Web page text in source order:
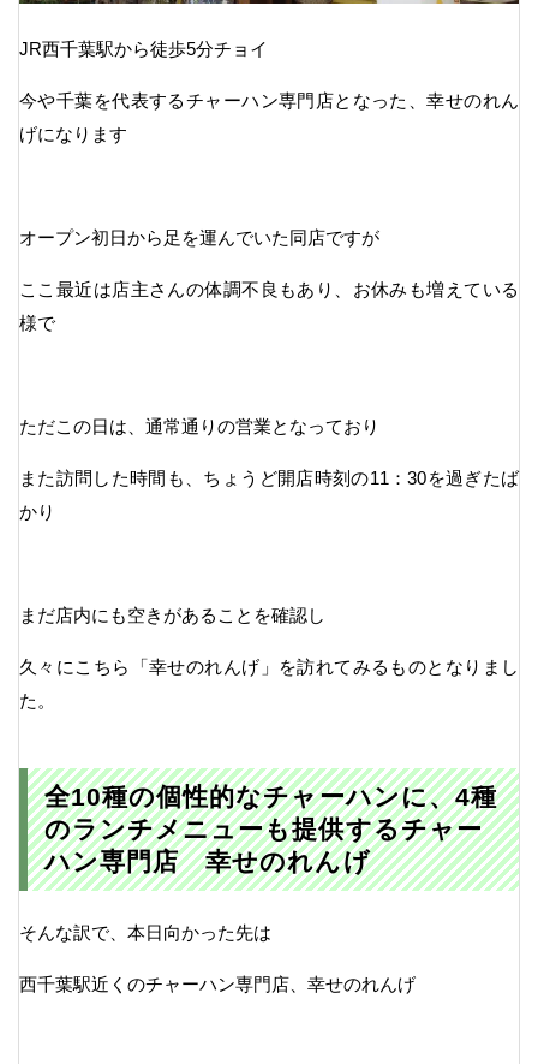
JR西千葉駅から徒歩5分チョイ
今や千葉を代表するチャーハン専門店となった、幸せのれん
げになります
オープン初日から足を運んでいた同店ですが
ここ最近は店主さんの体調不良もあり、お休みも増えている
様で
ただこの日は、通常通りの営業となっており
また訪問した時間も、ちょうど開店時刻の11：30を過ぎたば
かり
まだ店内にも空きがあることを確認し
久々にこちら「幸せのれんげ」を訪れてみるものとなりまし
た。
全10種の個性的なチャーハンに、4種
のランチメニューも提供するチャー
ハン専門店 幸せのれんげ
そんな訳で、本日向かった先は
西千葉駅近くのチャーハン専門店、幸せのれんげ